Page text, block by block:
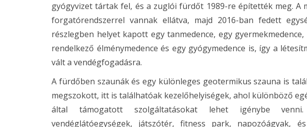
gyógyvizet tártak fel, és a zuglói fürdőt 1989-re építették meg. A
forgatórendszerrel vannak ellátva, majd 2016-ban fedett
részlegben helyet kapott egy tanmedence, egy
rendelkező élménymedence és egy gyógymedence is, így a
vált a vendégfogadásra.
A fürdőben szaunák és egy különleges geotermikus szauna is
megszokott, itt is találhatóak kezelőhelyiségek, ahol különböző
által támogatott szolgáltatásokat lehet igénybe
vendéglátóegységek, játszótér, fitness park, napozóágyak,